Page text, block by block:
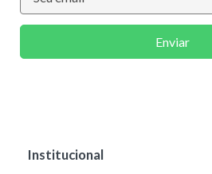
Enviar
Institucional